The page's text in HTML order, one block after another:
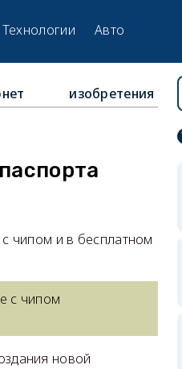
Технологии Авто
изобретения
чипом и в бесплатном
с чипом
новой